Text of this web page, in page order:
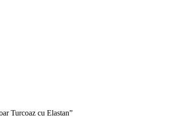
Turcoaz cu Elastan”